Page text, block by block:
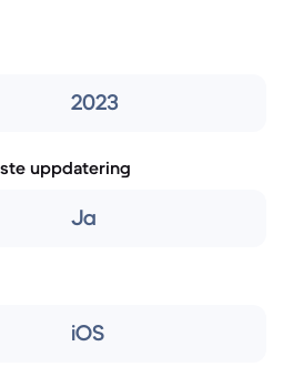
2023
uppdatering
Ja
iOS